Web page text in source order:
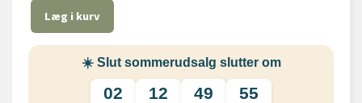
Læg i kurv
☀️ Slut sommerudsalg slutter om
02 12 49 54